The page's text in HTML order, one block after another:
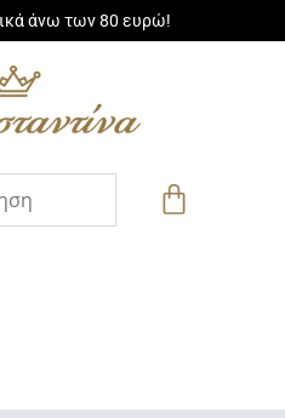
άνω των 80 ευρώ!